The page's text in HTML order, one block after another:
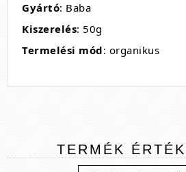
Gyártó: Baba
Kiszerelés: 50g
Termelési mód: organikus
TERMÉK